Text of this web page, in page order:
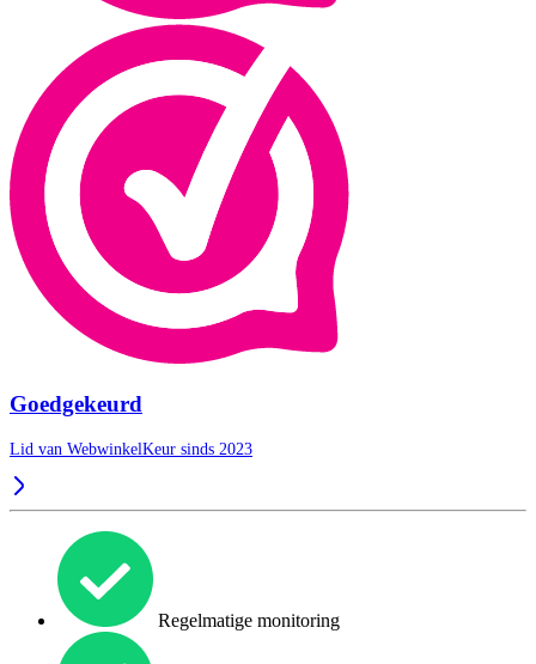
Goedgekeurd
Lid van WebwinkelKeur sinds 2023
Regelmatige monitoring